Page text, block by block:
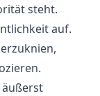
steht.
auf.